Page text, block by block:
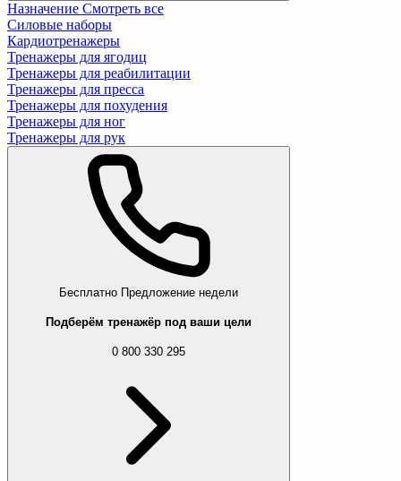
Назначение Смотреть все
Силовые наборы
Кардиотренажеры
Тренажеры для ягодиц
Тренажеры для реабилитации
Тренажеры для пресса
Тренажеры для похудения
Тренажеры для ног
Тренажеры для рук
Бесплатно Предложение недели
Подберём тренажёр под ваши цели
0 800 330 295